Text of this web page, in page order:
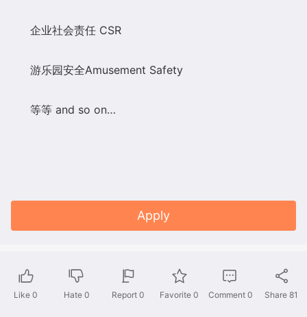
企业社会责任 CSR
游乐园安全Amusement Safety
等等 and so on…
Apply
Like 0 Hate 0 Report 0 Favorite 0 Comment 0 Share81